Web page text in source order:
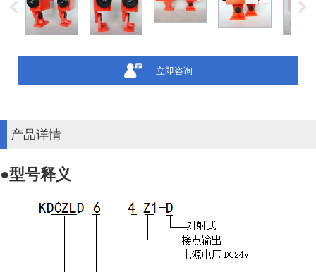
立即咨询
产品详情
●型号释义